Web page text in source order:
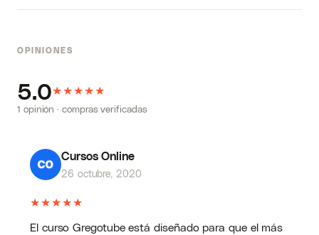
OPINIONES
5.0★★★★★
1 opinión · compras verificadas
Cursos Online
26 octubre, 2020
★★★★★
El curso Gregotube está diseñado para que el más